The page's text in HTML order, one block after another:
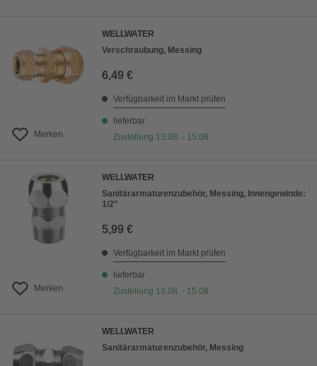
Merken
WELLWATER
Verschraubung, Messing
6,49 €
Verfügbarkeit im Markt prüfen
lieferbar
Zustellung 13.08. - 15.08.
Merken
WELLWATER
Sanitärarmaturenzubehör, Messing, Innengewinde:
1/2"
5,99 €
Verfügbarkeit im Markt prüfen
lieferbar
Zustellung 13.08. - 15.08.
WELLWATER
Sanitärarmaturenzubehör, Messing